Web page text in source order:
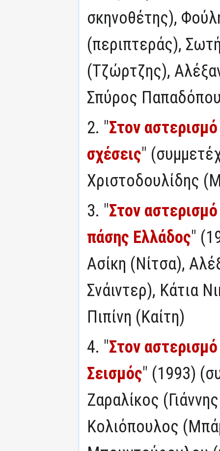
σκηνοθέτης),
(περιπτεράς),
(Τζώρτζης),
Σπύρος
2. "Στον
σχέσεις"
Χριστοδουλίδης
3. "Στον
πάσης Ελλάδος"
Ασίκη (Νίτσα),
Σνάιντερ), Κάτια
Πιπίνη (Καίτη)
4. "Στον
Σεισμός" (1993)
Ζαραλίκος
Κολιόπουλος